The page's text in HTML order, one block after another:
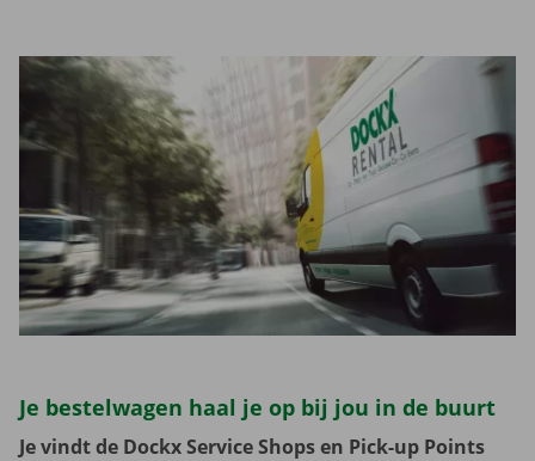
Je bestelwagen haal je op bij jou in de buurt
Je vindt de Dockx Service Shops en Pick-up Points